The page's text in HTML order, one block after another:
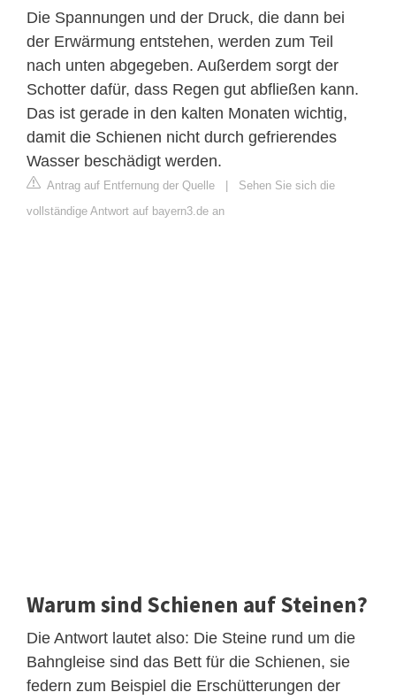
Die Spannungen und der Druck, die dann bei
der Erwärmung entstehen, werden zum Teil
nach unten abgegeben. Außerdem sorgt der
Schotter dafür, dass Regen gut abfließen kann.
Das ist gerade in den kalten Monaten wichtig,
damit die Schienen nicht durch gefrierendes
Wasser beschädigt werden.
Antrag auf Entfernung der Quelle
Sehen Sie sich die
vollständige Antwort auf bayern3.de an
Warum sind Schienen auf Steinen?
Die Antwort lautet also: Die Steine rund um die
Bahngleise sind das Bett für die Schienen, sie
federn zum Beispiel die Erschütterungen der